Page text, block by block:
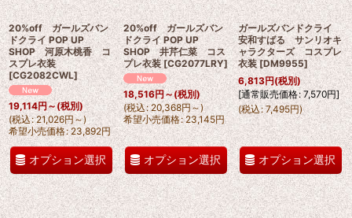
20%off ガールズバン
ドクライ POP UP
SHOP 河原木桃香 コ
スプレ衣装
[CG2082CWL]
19,114円～(税別)
(税込: 21,026円～)
希望小売価格: 23,892円
オプション選択
20%off ガールズバン
ドクライ POP UP
SHOP 井芹仁菜 コス
プレ衣装 [CG2077LRY]
18,516円～(税別)
(税込: 20,368円～)
希望小売価格: 23,145円
オプション選択
ガールズバンドクライ
安和すばる サンリオキ
ャラクターズ コスプレ
衣装 [DM9955]
6,813円(税別)
[通常販売価格: 7,570円]
(税込: 7,495円)
オプション選択